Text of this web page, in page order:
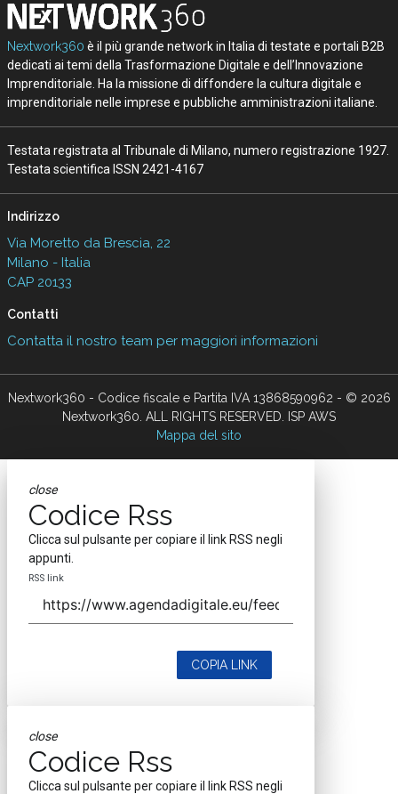
Nextwork360 è il più grande network in Italia di testate e portali B2B
dedicati ai temi della Trasformazione Digitale e dell’Innovazione
Imprenditoriale. Ha la missione di diffondere la cultura digitale e
imprenditoriale nelle imprese e pubbliche amministrazioni italiane.
Testata registrata al Tribunale di Milano, numero registrazione 1927.
Testata scientifica ISSN 2421-4167
Indirizzo
Via Moretto da Brescia, 22
Milano - Italia
CAP 20133
Contatti
Contatta il nostro team per maggiori informazioni
Nextwork360 - Codice fiscale e Partita IVA 13868590962 - © 2026
Nextwork360. ALL RIGHTS RESERVED. ISP AWS
Mappa del sito
close
Codice Rss
Clicca sul pulsante per copiare il link RSS negli
appunti.
RSS link
COPIA LINK
close
Codice Rss
Clicca sul pulsante per copiare il link RSS negli